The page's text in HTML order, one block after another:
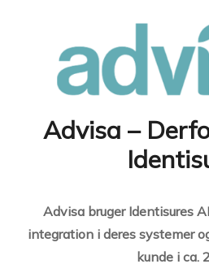
Advisa –
Advisa bruger Identisures
integration i deres systemer
kunde i ca.